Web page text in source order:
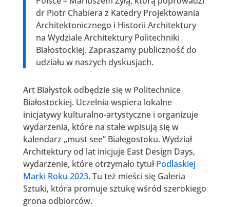
dr Piotr Chabiera z Katedry Projektowania
Architektonicznego i Historii Architektury
na Wydziale Architektury Politechniki
Białostockiej. Zapraszamy publiczność do
udziału w naszych dyskusjach.
Art Białystok odbędzie się w Politechnice
Białostockiej. Uczelnia wspiera lokalne
inicjatywy kulturalno-artystyczne i organizuje
wydarzenia, które na stałe wpisują się w
kalendarz „must see” Białegostoku. Wydział
Architektury od lat inicjuje East Design Days,
wydarzenie, które otrzymało tytuł Podlaskiej
Marki Roku 2023. Tu też mieści się Galeria
Sztuki, która promuje sztukę wśród szerokiego
grona odbiorców.